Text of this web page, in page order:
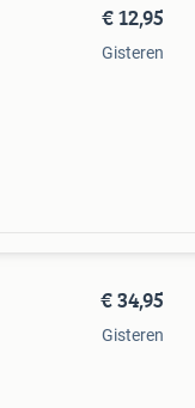
€ 12,95
Gisteren
€ 34,95
Gisteren